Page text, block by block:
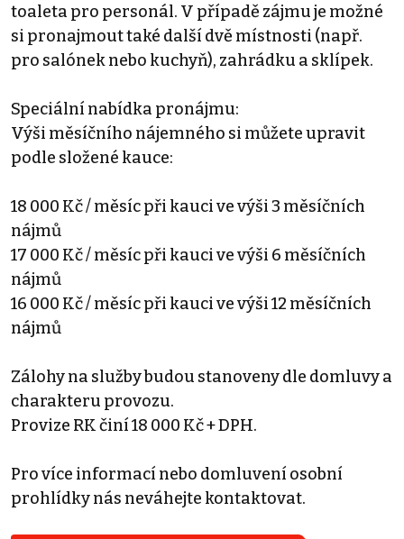
toaleta pro personál. V případě zájmu je možné
si pronajmout také další dvě místnosti (např.
pro salónek nebo kuchyň), zahrádku a sklípek.
Speciální nabídka pronájmu:
Výši měsíčního nájemného si můžete upravit
podle složené kauce:
18 000 Kč / měsíc při kauci ve výši 3 měsíčních
nájmů
17 000 Kč / měsíc při kauci ve výši 6 měsíčních
nájmů
16 000 Kč / měsíc při kauci ve výši 12 měsíčních
nájmů
Zálohy na služby budou stanoveny dle domluvy a
charakteru provozu.
Provize RK činí 18 000 Kč + DPH.
Pro více informací nebo domluvení osobní
prohlídky nás neváhejte kontaktovat.